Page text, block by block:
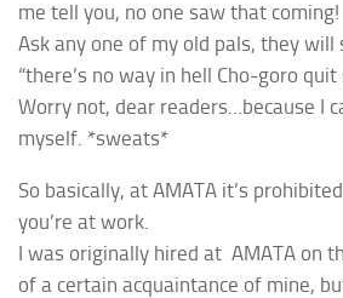
me tell you, no one saw that coming!
Ask any one of my old pals, they will
“there’s no way in hell Cho-goro quit
Worry not, dear readers…because I
myself. *sweats*
So basically, at AMATA it’s
you’re at work.
I was originally hired at AMATA on
of a certain acquaintance of mine,